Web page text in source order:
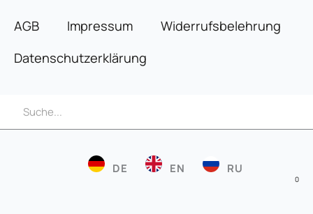
AGB Impressum
Widerrufsbelehrung
Datenschutzerklärung
SucheSuche
DE EN RU
0